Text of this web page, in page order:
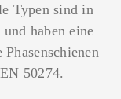
Typen sind in
haben eine
50274.